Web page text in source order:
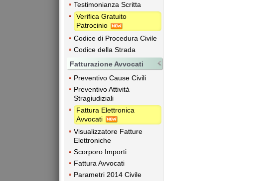
Testimonianza Scritta
Verifica Gratuito
Patrocinio
Codice di Procedura Civile
Codice della Strada
Fatturazione Avvocati
Preventivo Cause Civili
Preventivo Attività
Stragiudiziali
Fattura Elettronica
Avvocati
Visualizzatore Fatture
Elettroniche
Scorporo Importi
Fattura Avvocati
Parametri 2014 Civile